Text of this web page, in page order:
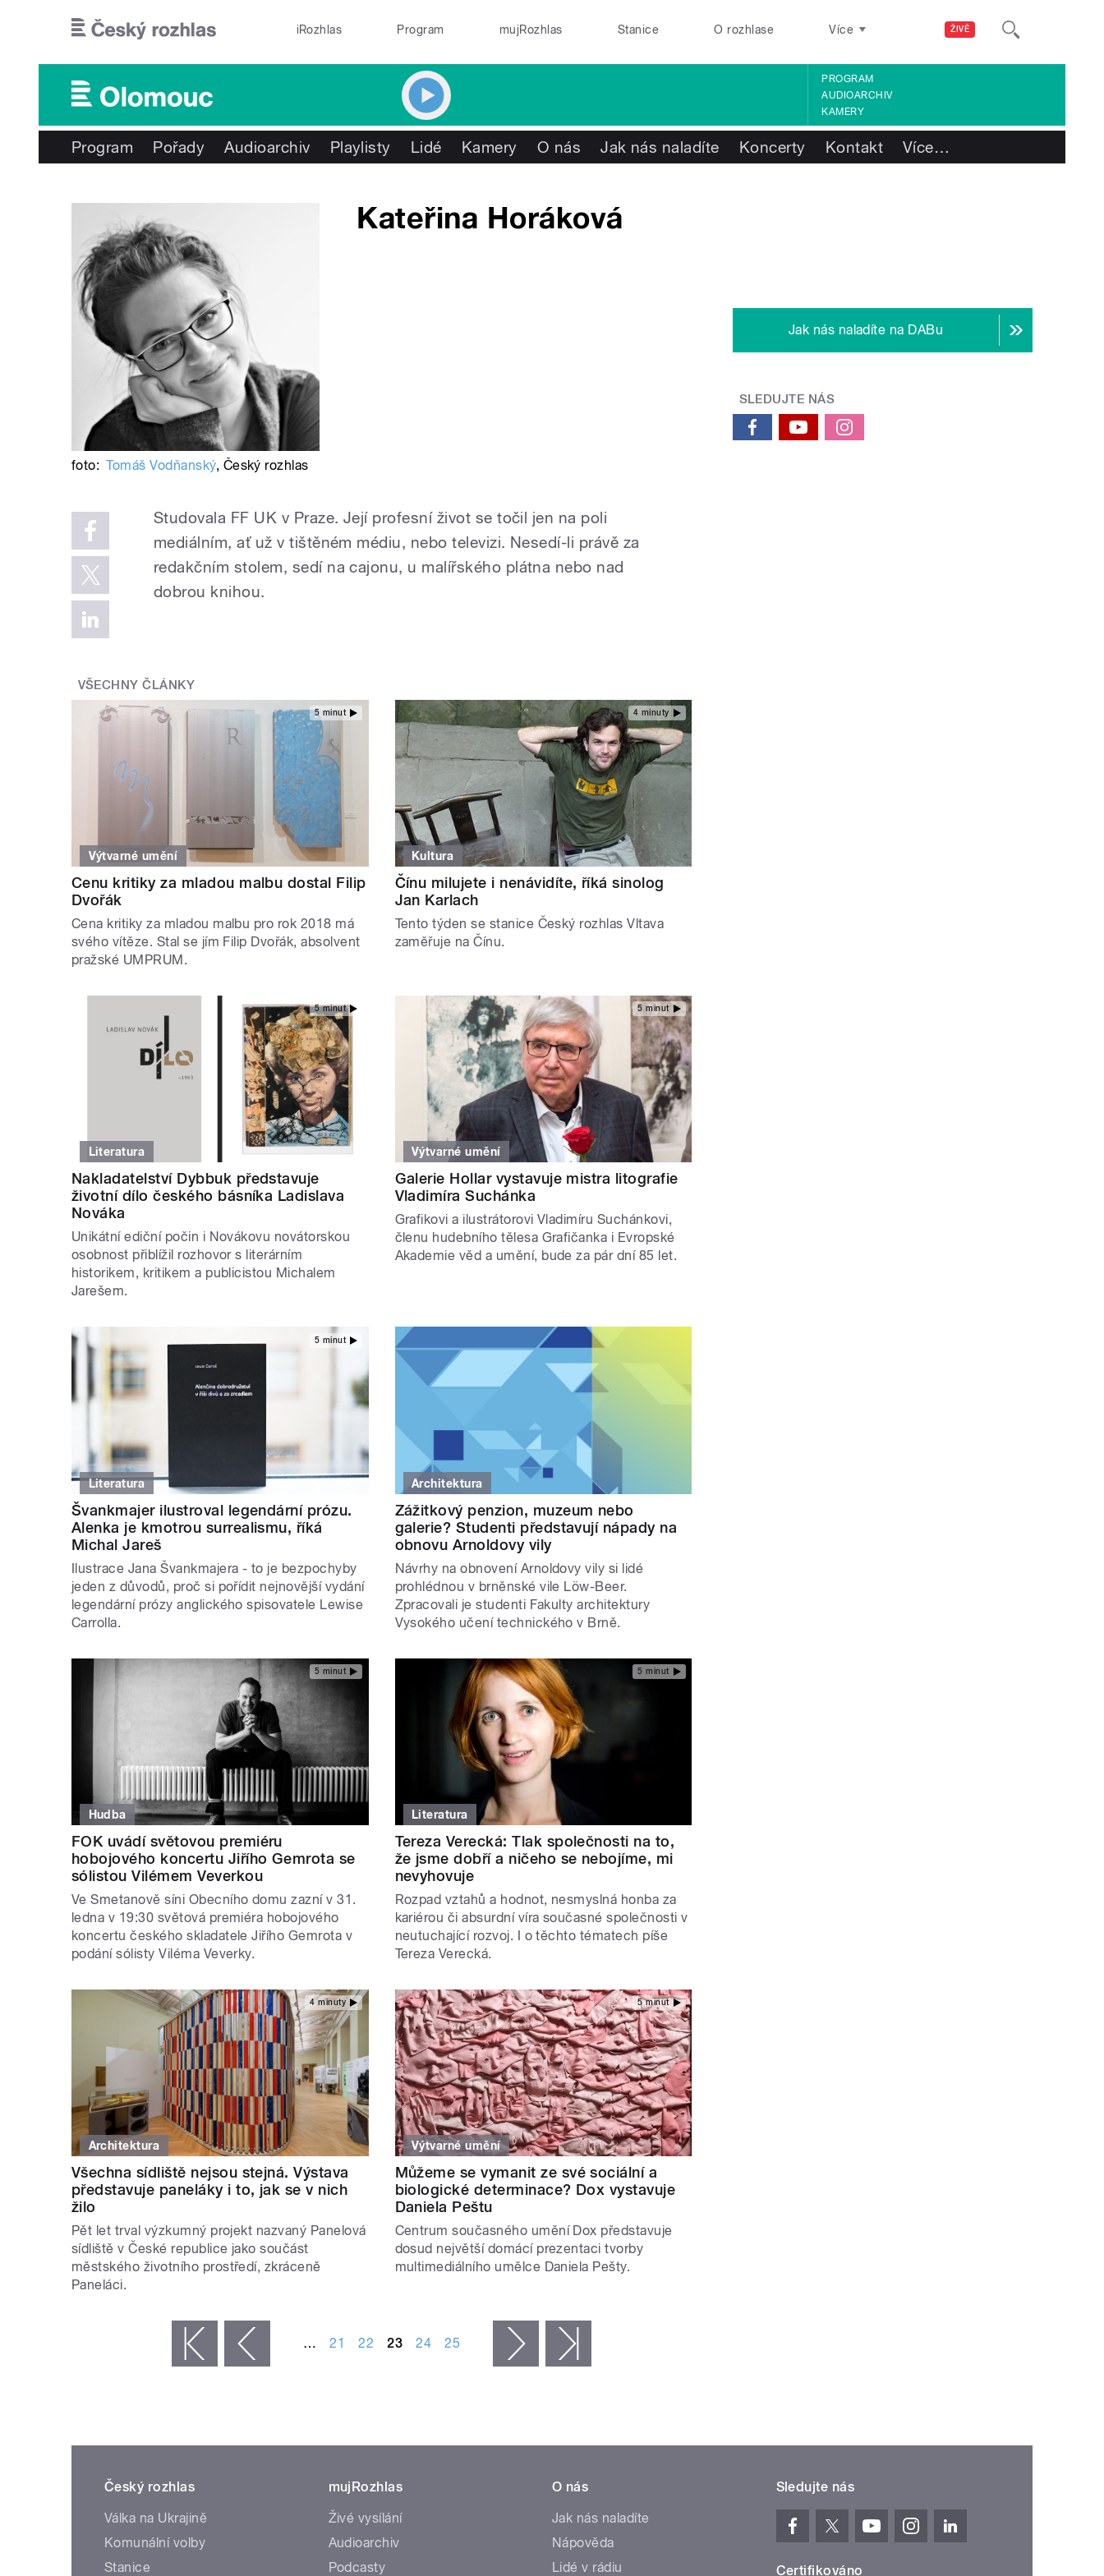
ŽIVĚ
iRozhlas Program mujRozhlas Stanice O rozhlase Více
PROGRAM
AUDIOARCHIV
KAMERY
Program Pořady Audioarchiv Playlisty Lidé Kamery O nás Jak nás naladíte Koncerty Kontakt Více…
Kateřina Horáková
foto: Tomáš Vodňanský, Český rozhlas
Studovala FF UK v Praze. Její profesní život se točil jen na poli
mediálním, ať už v tištěném médiu, nebo televizi. Nesedí-li právě za
redakčním stolem, sedí na cajonu, u malířského plátna nebo nad
dobrou knihou.
VŠECHNY ČLÁNKY
5 minut
Výtvarné umění
Cenu kritiky za mladou malbu dostal Filip
Dvořák
Cena kritiky za mladou malbu pro rok 2018 má
svého vítěze. Stal se jím Filip Dvořák, absolvent
pražské UMPRUM.
4 minuty
Kultura
Čínu milujete i nenávidíte, říká sinolog
Jan Karlach
Tento týden se stanice Český rozhlas Vltava
zaměřuje na Čínu.
5 minut
Literatura
Nakladatelství Dybbuk představuje
životní dílo českého básníka Ladislava
Nováka
Unikátní ediční počin i Novákovu novátorskou
osobnost přiblížil rozhovor s literárním
historikem, kritikem a publicistou Michalem
Jarešem.
5 minut
Výtvarné umění
Galerie Hollar vystavuje mistra litografie
Vladimíra Suchánka
Grafikovi a ilustrátorovi Vladimíru Suchánkovi,
členu hudebního tělesa Grafičanka i Evropské
Akademie věd a umění, bude za pár dní 85 let.
5 minut
Literatura
Švankmajer ilustroval legendární prózu.
Alenka je kmotrou surrealismu, říká
Michal Jareš
Ilustrace Jana Švankmajera - to je bezpochyby
jeden z důvodů, proč si pořídit nejnovější vydání
legendární prózy anglického spisovatele Lewise
Carrolla.
Architektura
Zážitkový penzion, muzeum nebo
galerie? Studenti představují nápady na
obnovu Arnoldovy vily
Návrhy na obnovení Arnoldovy vily si lidé
prohlédnou v brněnské vile Löw-Beer.
Zpracovali je studenti Fakulty architektury
Vysokého učení technického v Brně.
5 minut
Hudba
FOK uvádí světovou premiéru
hobojového koncertu Jiřího Gemrota se
sólistou Vilémem Veverkou
Ve Smetanově síni Obecního domu zazní v 31.
ledna v 19:30 světová premiéra hobojového
koncertu českého skladatele Jiřího Gemrota v
podání sólisty Viléma Veverky.
5 minut
Literatura
Tereza Verecká: Tlak společnosti na to,
že jsme dobří a ničeho se nebojíme, mi
nevyhovuje
Rozpad vztahů a hodnot, nesmyslná honba za
kariérou či absurdní víra současné společnosti v
neutuchající rozvoj. I o těchto tématech píše
Tereza Verecká.
4 minuty
Architektura
Všechna sídliště nejsou stejná. Výstava
představuje paneláky i to, jak se v nich
žilo
Pět let trval výzkumný projekt nazvaný Panelová
sídliště v České republice jako součást
městského životního prostředí, zkráceně
Paneláci.
5 minut
Výtvarné umění
Můžeme se vymanit ze své sociální a
biologické determinace? Dox vystavuje
Daniela Peštu
Centrum současného umění Dox představuje
dosud největší domácí prezentaci tvorby
multimediálního umělce Daniela Pešty.
‹ předchozí … 21 22 23 24 25 následující ›
Jak nás naladíte na DABu
SLEDUJTE NÁS
Český rozhlas
Válka na Ukrajině
Komunální volby
Stanice
mujRozhlas
Živé vysílání
Audioarchiv
Podcasty
O nás
Jak nás naladíte
Nápověda
Lidé v rádiu
Sledujte nás
Certifikováno